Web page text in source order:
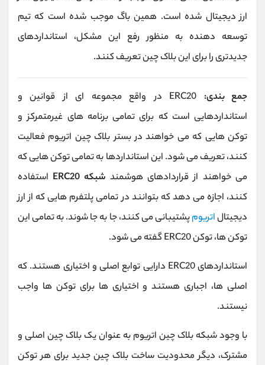
ارز دیجیتال شده است. همین باگ موجب شده است که تیم
توسعه دهنده به منظور رفع این مشکل، استانداردهای
جدیدتری را برای این بلاک چین تعریف کنند.
جمع بندی:
ERC20 در واقع مجموعه ای از قوانین و
استانداردهایی است که برای تمامی برنامه های غیرمتمرکز و
توکن هایی که می خواهند در بستر بلاک چین اتریوم فعالیت
کنند، تعریف می شود. این استانداردها به تمامی توکن هایی که
می خواهند از قراردادهای هوشمند شبکه ERC20
استفاده
کنند، اجازه می دهد که بتوانند در تمامی پلتفرم هایی که از ارز
دیجیتالاتریومپشتیبانی می کنند، جا به جا شوند. به تمامی این
توکن ها، توکن ERC20 گفته می شود.
استانداردهای ERC20 دارایی توابع اصلی و اختیاری هستند. که
اصلی ها، اجباری هستند و اختیاری ها برای توکن ها واجب
نیستند.
با وجود شبکه بلاک چین اتریوم به عنوان یک بلاک چین اصلی و
مشترک، دیگر محدودیت ساخت بلاک چین جدید برای هر توکن